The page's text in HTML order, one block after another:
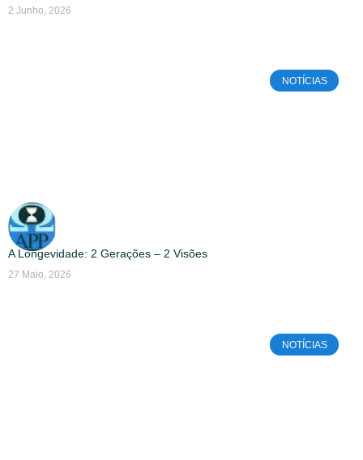
2 Junho, 2026
NOTÍCIAS
A Longevidade: 2 Gerações – 2 Visões
27 Maio, 2026
NOTÍCIAS